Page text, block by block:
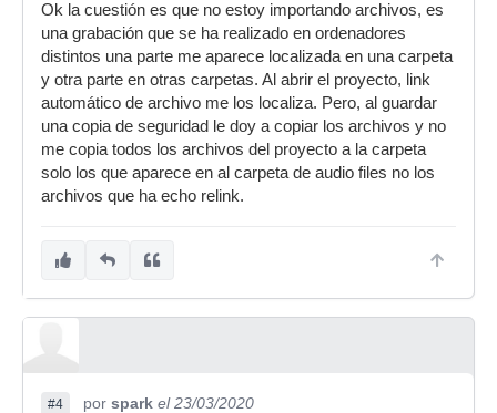
Ok la cuestión es que no estoy importando archivos, es
una grabación que se ha realizado en ordenadores
distintos una parte me aparece localizada en una carpeta
y otra parte en otras carpetas. Al abrir el proyecto, link
automático de archivo me los localiza. Pero, al guardar
una copia de seguridad le doy a copiar los archivos y no
me copia todos los archivos del proyecto a la carpeta
solo los que aparece en al carpeta de audio files no los
archivos que ha echo relink.
#4 por spark el 23/03/2020